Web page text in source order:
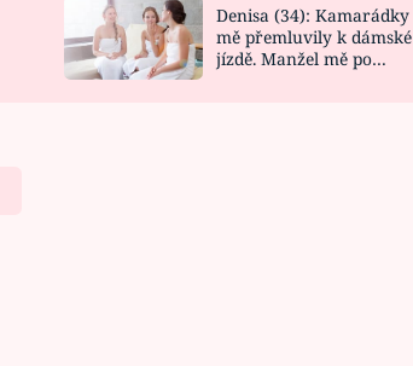
DESIGN
Denisa (34): Kamarádky
mě přemluvily k dámské
jízdě. Manžel mě po